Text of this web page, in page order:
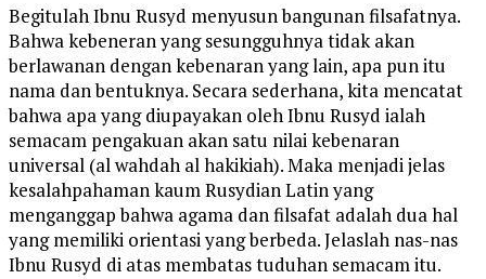
Begitulah Ibnu Rusyd menyusun bangunan filsafatnya.
Bahwa kebeneran yang sesungguhnya tidak akan
berlawanan dengan kebenaran yang lain, apa pun itu
nama dan bentuknya. Secara sederhana, kita mencatat
bahwa apa yang diupayakan oleh Ibnu Rusyd ialah
semacam pengakuan akan satu nilai kebenaran
universal (al wahdah al hakikiah). Maka menjadi jelas
kesalahpahaman kaum Rusydian Latin yang
menganggap bahwa agama dan filsafat adalah dua hal
yang memiliki orientasi yang berbeda. Jelaslah nas-nas
Ibnu Rusyd di atas membatas tuduhan semacam itu.